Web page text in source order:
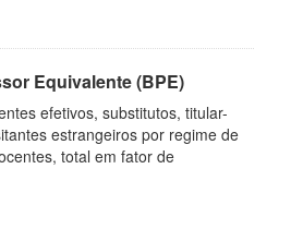
Equivalente (BPE)
efetivos, substitutos, titular-
estrangeiros por regime de
total em fator de